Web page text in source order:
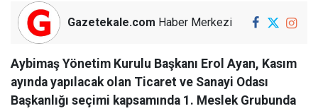
Gazetekale.com Haber Merkezi
Aybimaş Yönetim Kurulu Başkanı Erol Ayan, Kasım
ayında yapılacak olan Ticaret ve Sanayi Odası
Başkanlığı seçimi kapsamında 1. Meslek Grubunda